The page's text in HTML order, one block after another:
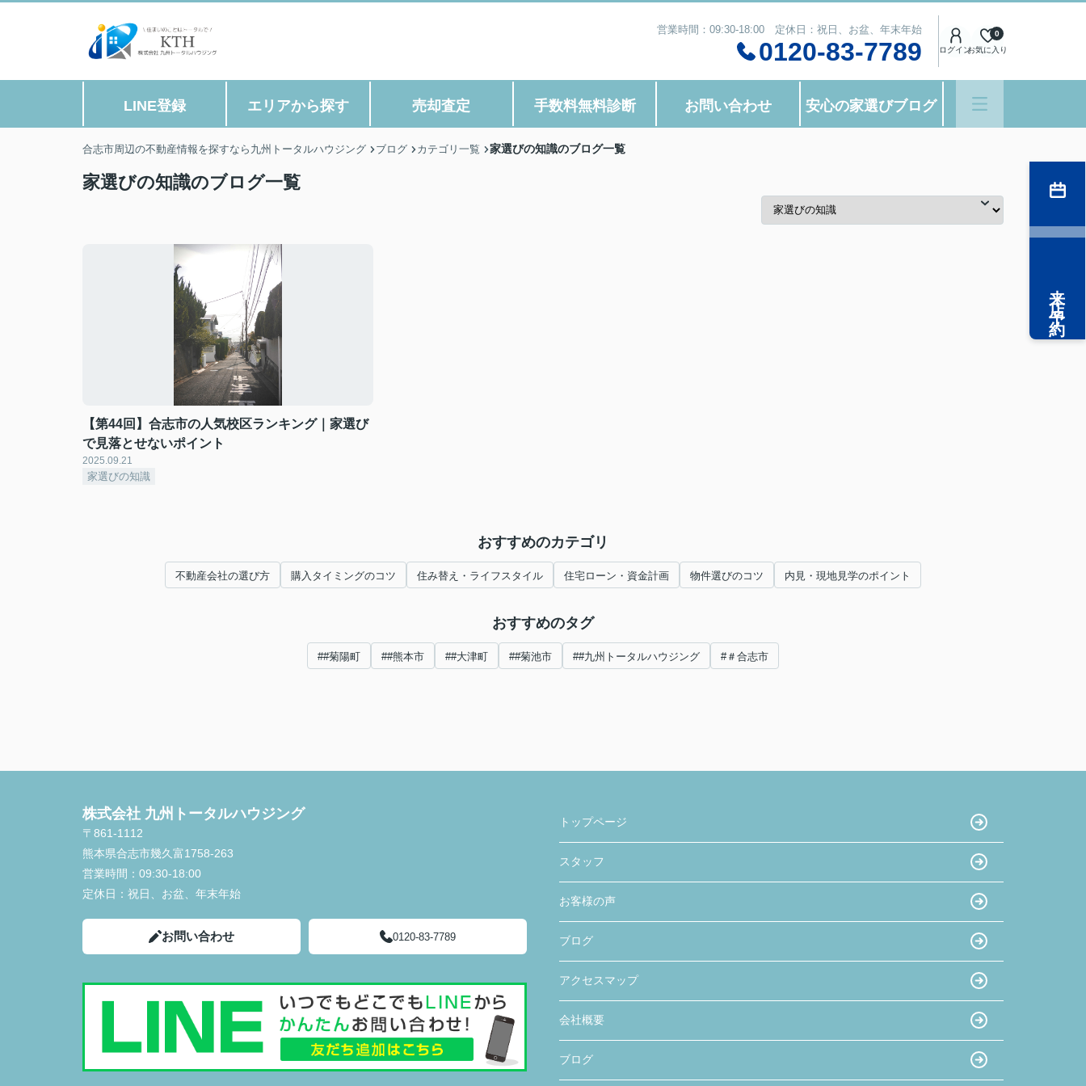
営業時間：09:30-18:00 定休日：祝日、お盆、年末年始
0120-83-7789 ログインお気に入り
0
LINE登録 エリアから探す 売却査定 手数料無料診断 お問い合わせ 安心の家選びブログ
合志市周辺の不動産情報を探すなら九州トータルハウジング ブログ カテゴリ一覧 家選びの知識のブログ一覧
家選びの知識のブログ一覧
【第44回】合志市の人気校区ランキング｜家選び
で見落とせないポイント
2025.09.21
家選びの知識
おすすめのカテゴリ
不動産会社の選び方 購入タイミングのコツ 住み替え・ライフスタイル 住宅ローン・資金計画 物件選びのコツ 内見・現地見学のポイント
おすすめのタグ
##菊陽町 ##熊本市 ##大津町 ##菊池市 ##九州トータルハウジング #＃合志市
来店予約
株式会社 九州トータルハウジング
〒861-1112
熊本県合志市幾久富1758-263
営業時間： 09:30-18:00
定休日： 祝日、お盆、年末年始
お問い合わせ 0120-83-7789
トップページ
スタッフ
お客様の声
ブログ
アクセスマップ
会社概要
ブログ